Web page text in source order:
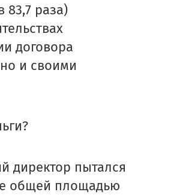
83,7 раза)
договора
и своими
директор пытался
общей площадью